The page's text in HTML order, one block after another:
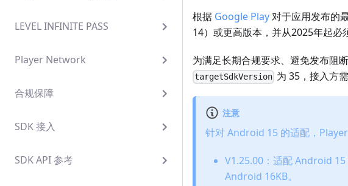
LEVEL INFINITE PASS
Player Network
合规保障
SDK 接入
SDK API 参考
根据 Google Play对于应用发布的
14）或更高版本，并从2025年起必
为满足长期合规要求、避免发布阻
targetSdkVersion 为 35，接入方
注意
针对 Android 15 的适配，
V1.25.00：适配 Android
Android 16KB。